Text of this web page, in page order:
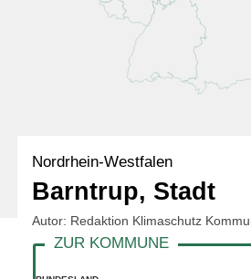
Nordrhein-Westfalen
Barntrup, Stadt
Autor: Redaktion Klimaschutz